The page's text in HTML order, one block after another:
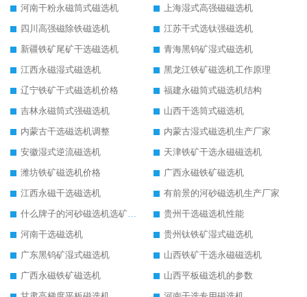
河南干粉永磁筒式磁选机
上海湿式高强磁磁选机
四川高强磁除铁磁选机
江苏干式选钛强磁选机
新疆铁矿尾矿干选磁选机
青海黑钨矿湿式磁选机
江西永磁湿式磁选机
黑龙江铁矿磁选机工作原理
辽宁铁矿干式磁选机价格
福建永磁筒式磁选机结构
吉林永磁筒式强磁选机
山西干选筒式磁选机
内蒙古干选磁选机调整
内蒙古湿式磁选机生产厂家
安徽湿式逆流磁选机
天津铁矿干选永磁磁选机
潍坊铁矿磁选机价格
广西永磁铁矿磁选机
江西永磁干选磁选机
有前景的河砂磁选机生产厂家
什么牌子的河砂磁选机选矿效果好
贵州干选磁选机性能
河南干选磁选机
贵州钛铁矿湿式磁选机
广东黑钨矿湿式磁选机
山西铁矿干选永磁磁选机
广西永磁铁矿磁选机
山西平板磁选机的参数